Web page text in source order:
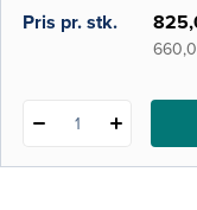
i
i-bog
Pris pr. stk.
1